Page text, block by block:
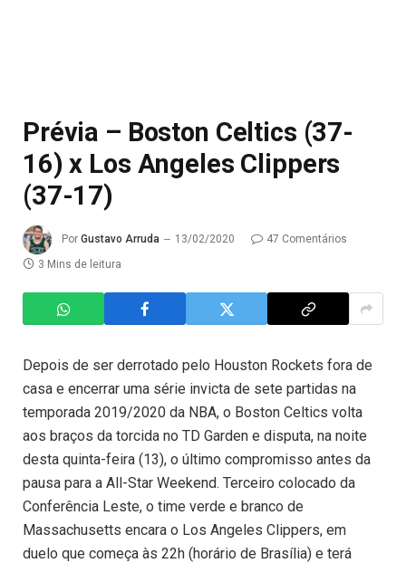
Prévia – Boston Celtics (37-
16) x Los Angeles Clippers
(37-17)
Por Gustavo Arruda 13/02/2020
47 Comentários
3 Mins de leitura
Depois de ser derrotado pelo Houston Rockets fora de
casa e encerrar uma série invicta de sete partidas na
temporada 2019/2020 da NBA, o Boston Celtics volta
aos braços da torcida no TD Garden e disputa, na noite
desta quinta-feira (13), o último compromisso antes da
pausa para a All-Star Weekend. Terceiro colocado da
Conferência Leste, o time verde e branco de
Massachusetts encara o Los Angeles Clippers, em
duelo que começa às 22h (horário de Brasília) e terá